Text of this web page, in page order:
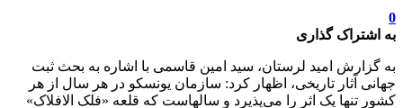
0
به اشتراک گذاری
به گزارش امید لرستان، سید امین قاسمی با اشاره به بحث ثبت
جهانی آثار تاریخی، اظهار کرد: سازمان یونسکو در هر سال از هر
کشور تنها یک اثر را می‌پذیرد و سالهاست که قلعه «فلک الافلاک»